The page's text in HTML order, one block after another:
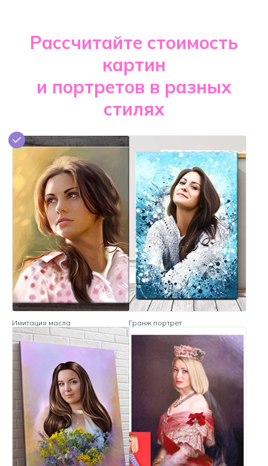
Рассчитайте стоимость
картин
и портретов в разных
стилях
Имитация масла Гранж портрет